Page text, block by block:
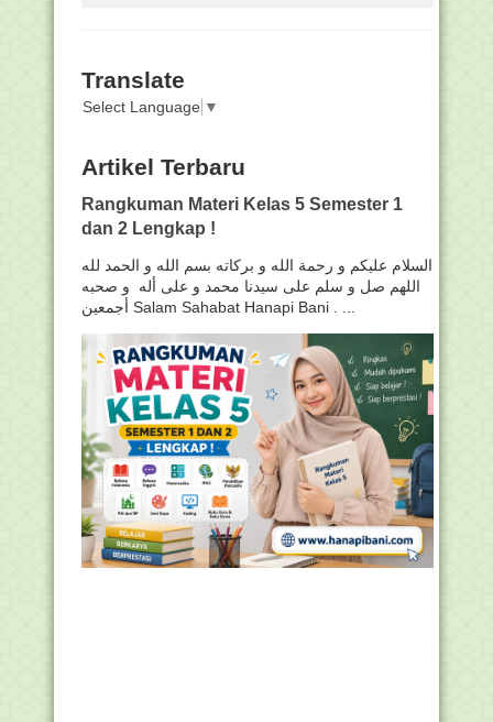
Translate
Select Language ▼
Artikel Terbaru
Rangkuman Materi Kelas 5 Semester 1
dan 2 Lengkap !
السلام عليكم و رحمة الله و بركاته بسم الله و الحمد لله
اللهم صل و سلم على سيدنا محمد و على أله و صحبه
أجمعين Salam Sahabat Hanapi Bani . ...